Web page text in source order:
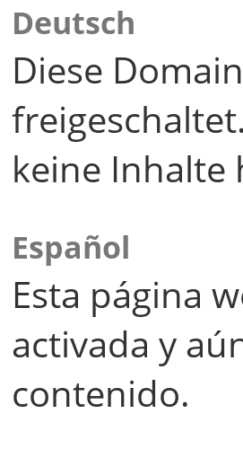
Deutsch
Diese
keine Inhalte
Español
Esta página
activada y
contenido.